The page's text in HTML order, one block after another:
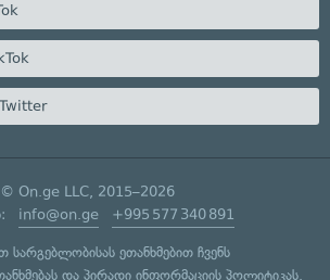
© On.ge LLC, 2015–2026
info@on.ge +995 577 340 891
სარგებლობისას ეთანხმებით ჩვენს
და პირადი ინფორმაციის პოლიტიკას.